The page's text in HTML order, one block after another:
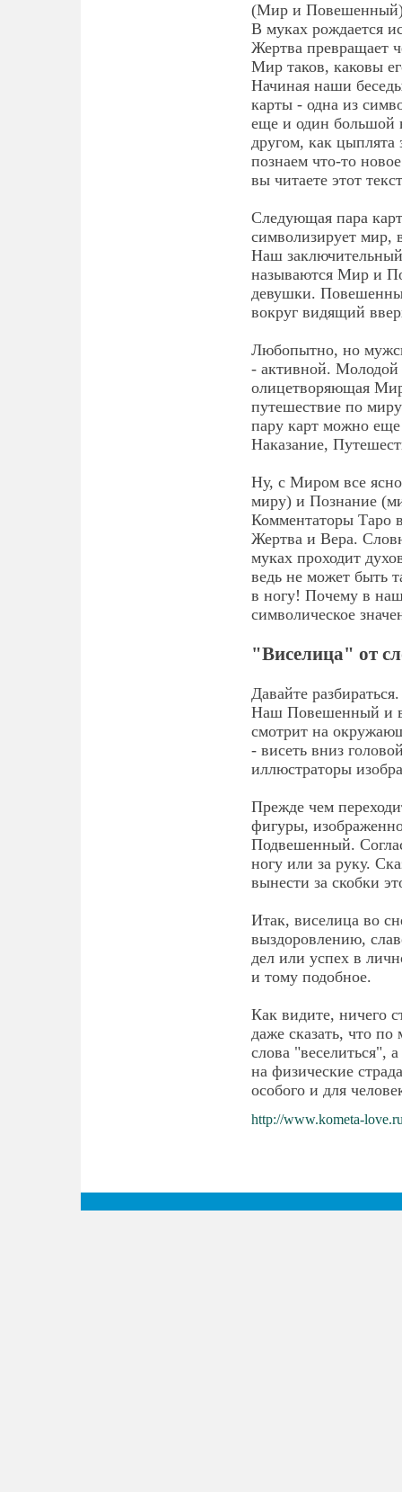
(Мир и
В муках рождается
Жертва превращает
Мир таков, каковы
Начиная наши
карты - одна из
еще и один большой
другом, как
познаем что-то
вы читаете этот
Следующая пара
символизирует мир,
Наш
называются Мир и
девушки.
вокруг видящий
Любопытно, но
- активной. Молодой
олицетворяющая
путешествие по
пару карт можно
Наказание,
Ну, с Миром все
миру) и Познание
Комментаторы Таро
Жертва и Вера.
муках проходит
ведь не может быть
в ногу! Почему в
символическое
"Виселица" от
Давайте
Наш Повешенный и в
смотрит на
- висеть вниз
иллюстраторы
Прежде чем
фигуры,
Подвешенный.
ногу или за руку.
вынести за скобки
Итак, виселица во
выздоровлению,
дел или успех в
и тому подобное.
Как видите, ничего
даже сказать, что
слова "веселиться",
на физические
особого и для
http://www.kometa-